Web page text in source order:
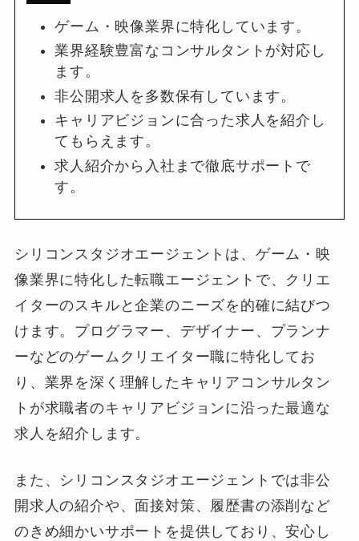
ゲーム・映像業界に特化しています。
業界経験豊富なコンサルタントが対応し
ます。
非公開求人を多数保有しています。
キャリアビジョンに合った求人を紹介し
てもらえます。
求人紹介から入社まで徹底サポートで
す。
シリコンスタジオエージェントは、ゲーム・映
像業界に特化した転職エージェントで、クリエ
イターのスキルと企業のニーズを的確に結びつ
けます。プログラマー、デザイナー、プランナ
ーなどのゲームクリエイター職に特化してお
り、業界を深く理解したキャリアコンサルタン
トが求職者のキャリアビジョンに沿った最適な
求人を紹介します。
また、シリコンスタジオエージェントでは非公
開求人の紹介や、面接対策、履歴書の添削など
のきめ細かいサポートを提供しており、安心し